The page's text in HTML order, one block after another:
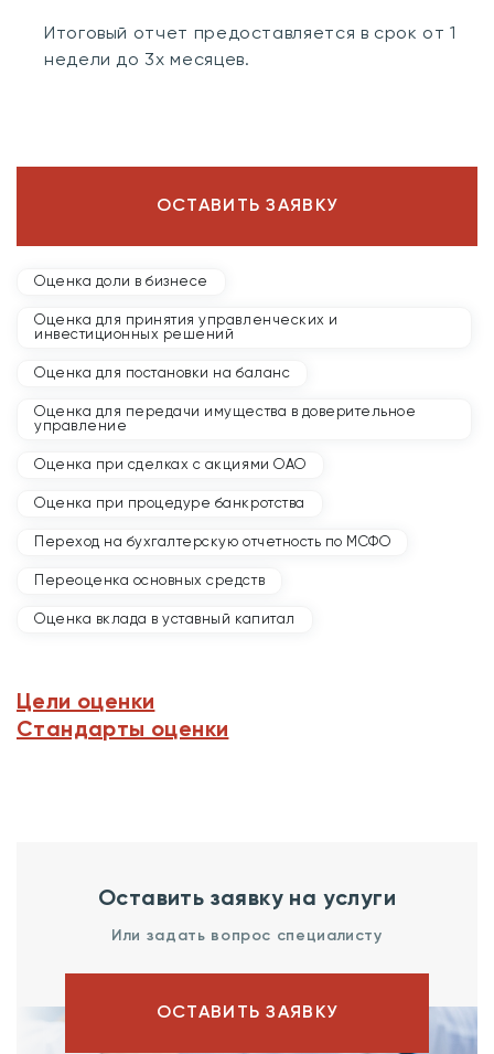
Итоговый отчет предоставляется в срок от 1
недели до 3х месяцев.
ОСТАВИТЬ ЗАЯВКУ
Оценка доли в бизнесе
Оценка для принятия управленческих и
инвестиционных решений
Оценка для постановки на баланс
Оценка для передачи имущества в доверительное
управление
Оценка при сделках с акциями ОАО
Оценка при процедуре банкротства
Переход на бухгалтерскую отчетность по МСФО
Переоценка основных средств
Оценка вклада в уставный капитал
Цели оценки
Стандарты оценки
Оставить заявку на услуги
Или задать вопрос специалисту
ОСТАВИТЬ ЗАЯВКУ